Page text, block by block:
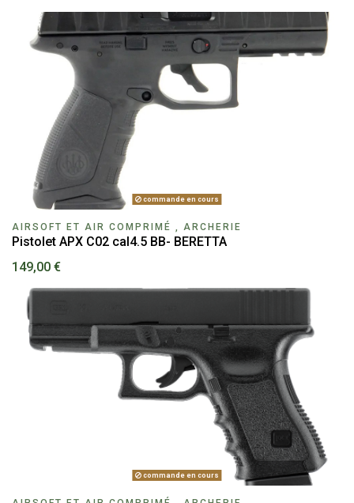
commande en cours
AIRSOFT ET AIR COMPRIMÉ , ARCHERIE
Pistolet APX C02 cal4.5 BB- BERETTA
149,00 €
commande en cours